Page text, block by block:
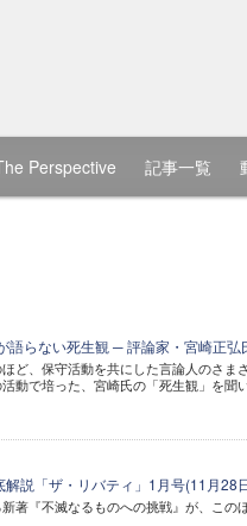
Perspective 記事一覧
語らない死生観 ─ 評論家・宮崎正弘
ど、保守活動を共にした言論人のさま
動で培った、宮崎氏の「死生観」を聞い
解説「ザ・リバティ」1月号(11月28
著『不滅なるものへの挑戦』が、この